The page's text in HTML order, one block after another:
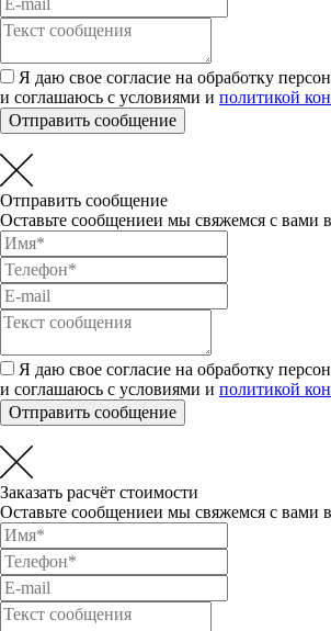
Я даю свое согласие на обработку
и соглашаюсь с условиями и политикой
Отправить сообщение
Отправить сообщение
Оставьте сообщениеи мы свяжемся с вами
Я даю свое согласие на обработку
и соглашаюсь с условиями и политикой
Отправить сообщение
Заказать расчёт стоимости
Оставьте сообщениеи мы свяжемся с вами